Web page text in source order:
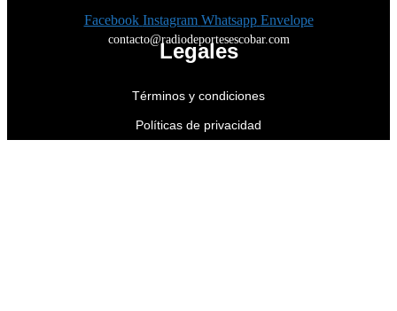
Facebook Instagram Whatsapp Envelope
contacto@radiodeportesescobar.com
Legales
Términos y condiciones
Políticas de privacidad